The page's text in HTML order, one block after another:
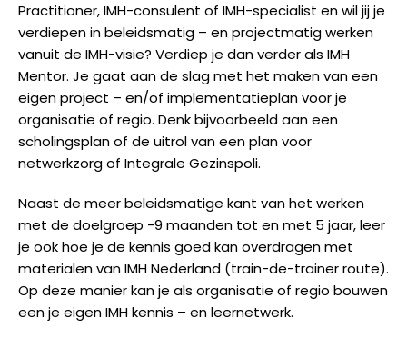
Practitioner, IMH-consulent of IMH-specialist en wil jij je
verdiepen in beleidsmatig – en projectmatig werken
vanuit de IMH-visie? Verdiep je dan verder als IMH
Mentor. Je gaat aan de slag met het maken van een
eigen project – en/of implementatieplan voor je
organisatie of regio. Denk bijvoorbeeld aan een
scholingsplan of de uitrol van een plan voor
netwerkzorg of Integrale Gezinspoli.
Naast de meer beleidsmatige kant van het werken
met de doelgroep -9 maanden tot en met 5 jaar, leer
je ook hoe je de kennis goed kan overdragen met
materialen van IMH Nederland (train-de-trainer route).
Op deze manier kan je als organisatie of regio bouwen
een je eigen IMH kennis – en leernetwerk.